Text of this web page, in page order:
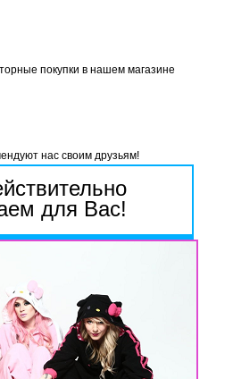
покупки в нашем магазине
нас своим друзьям!
для Вас!